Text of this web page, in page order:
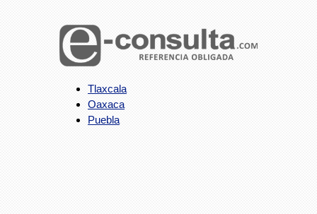
Tlaxcala
Oaxaca
Puebla